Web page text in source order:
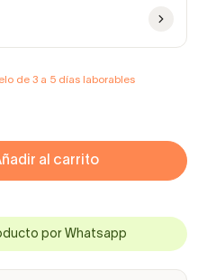
de 3 a 5 días laborables
al carrito
por Whatsapp